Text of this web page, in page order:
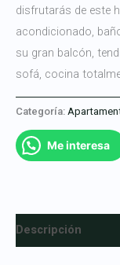
disfrutarás de este
acondicionado,
su gran balcón,
sofá, cocina
Categoría:
Me interesa
Descripción